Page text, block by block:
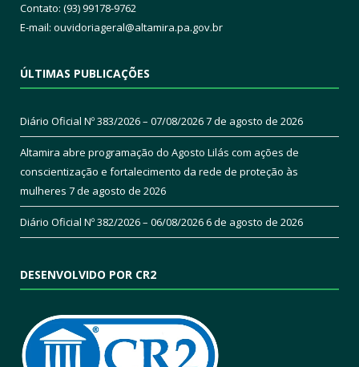
Contato: (93) 99178-9762
E-mail: ouvidoriageral@altamira.pa.gov.br
ÚLTIMAS PUBLICAÇÕES
Diário Oficial Nº 383/2026 – 07/08/20267 de agosto de 2026
Altamira abre programação do Agosto Lilás com ações de
conscientização e fortalecimento da rede de proteção às
mulheres 7 de agosto de 2026
Diário Oficial Nº 382/2026 – 06/08/20266 de agosto de 2026
DESENVOLVIDO POR CR2